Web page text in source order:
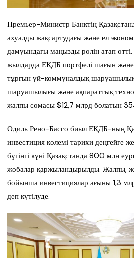
Премьер-Министр Банктің
ахуалды жақсартудағы және ел
дамуындағы маңызды рөлін атап өтті.
жылдарда ЕҚДБ портфелі шағын және
тұрғын үй-коммуналдық
шаруашылығы және ақпараттық
жалпы сомасы $12,7 млрд болатын
Одиль Рено-Бассо биыл ЕҚДБ-ның
инвестиция көлемі тарихи деңгейге
бүгінгі күні Қазақстанда 800 млн
жобалар қаржыландырылды. Жалпы,
бойынша инвестициялар ағыны 1,3
деп күтілуде.